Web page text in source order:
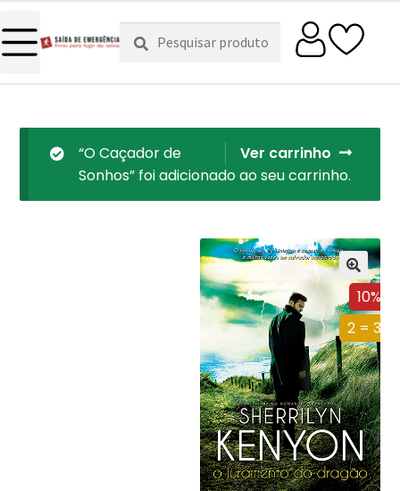
Pesquisar
por:
Pesquisa
Ver carrinho
“O Caçador de
Sonhos” foi adicionado ao seu carrinho.
10%
2 = 3